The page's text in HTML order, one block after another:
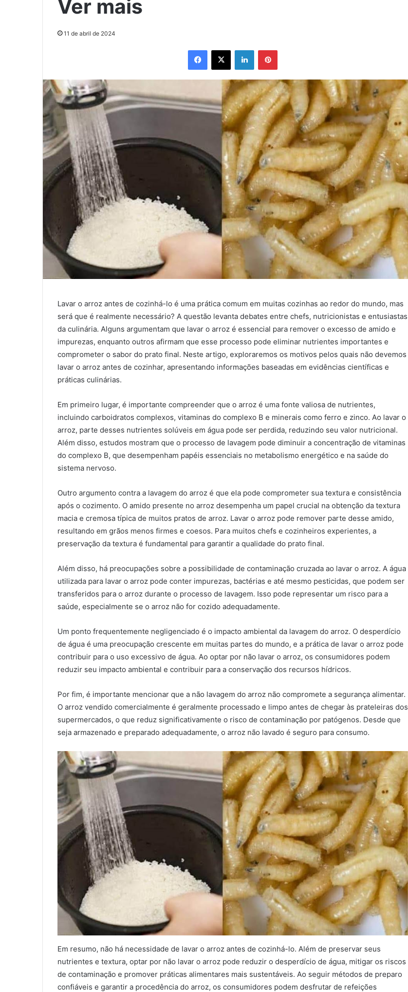
Ver mais
11 de abril de 2024
Facebook
X LinkedinPinterest
Lavar o arroz antes de cozinhá-lo é uma prática comum em muitas cozinhas ao redor do mundo, mas
será que é realmente necessário? A questão levanta debates entre chefs, nutricionistas e entusiastas
da culinária. Alguns argumentam que lavar o arroz é essencial para remover o excesso de amido e
impurezas, enquanto outros afirmam que esse processo pode eliminar nutrientes importantes e
comprometer o sabor do prato final. Neste artigo, exploraremos os motivos pelos quais não devemos
lavar o arroz antes de cozinhar, apresentando informações baseadas em evidências científicas e
práticas culinárias.
Em primeiro lugar, é importante compreender que o arroz é uma fonte valiosa de nutrientes,
incluindo carboidratos complexos, vitaminas do complexo B e minerais como ferro e zinco. Ao lavar o
arroz, parte desses nutrientes solúveis em água pode ser perdida, reduzindo seu valor nutricional.
Além disso, estudos mostram que o processo de lavagem pode diminuir a concentração de vitaminas
do complexo B, que desempenham papéis essenciais no metabolismo energético e na saúde do
sistema nervoso.
Outro argumento contra a lavagem do arroz é que ela pode comprometer sua textura e consistência
após o cozimento. O amido presente no arroz desempenha um papel crucial na obtenção da textura
macia e cremosa típica de muitos pratos de arroz. Lavar o arroz pode remover parte desse amido,
resultando em grãos menos firmes e coesos. Para muitos chefs e cozinheiros experientes, a
preservação da textura é fundamental para garantir a qualidade do prato final.
Além disso, há preocupações sobre a possibilidade de contaminação cruzada ao lavar o arroz. A água
utilizada para lavar o arroz pode conter impurezas, bactérias e até mesmo pesticidas, que podem ser
transferidos para o arroz durante o processo de lavagem. Isso pode representar um risco para a
saúde, especialmente se o arroz não for cozido adequadamente.
Um ponto frequentemente negligenciado é o impacto ambiental da lavagem do arroz. O desperdício
de água é uma preocupação crescente em muitas partes do mundo, e a prática de lavar o arroz pode
contribuir para o uso excessivo de água. Ao optar por não lavar o arroz, os consumidores podem
reduzir seu impacto ambiental e contribuir para a conservação dos recursos hídricos.
Por fim, é importante mencionar que a não lavagem do arroz não compromete a segurança alimentar.
O arroz vendido comercialmente é geralmente processado e limpo antes de chegar às prateleiras dos
supermercados, o que reduz significativamente o risco de contaminação por patógenos. Desde que
seja armazenado e preparado adequadamente, o arroz não lavado é seguro para consumo.
Em resumo, não há necessidade de lavar o arroz antes de cozinhá-lo. Além de preservar seus
nutrientes e textura, optar por não lavar o arroz pode reduzir o desperdício de água, mitigar os riscos
de contaminação e promover práticas alimentares mais sustentáveis. Ao seguir métodos de preparo
confiáveis e garantir a procedência do arroz, os consumidores podem desfrutar de refeições